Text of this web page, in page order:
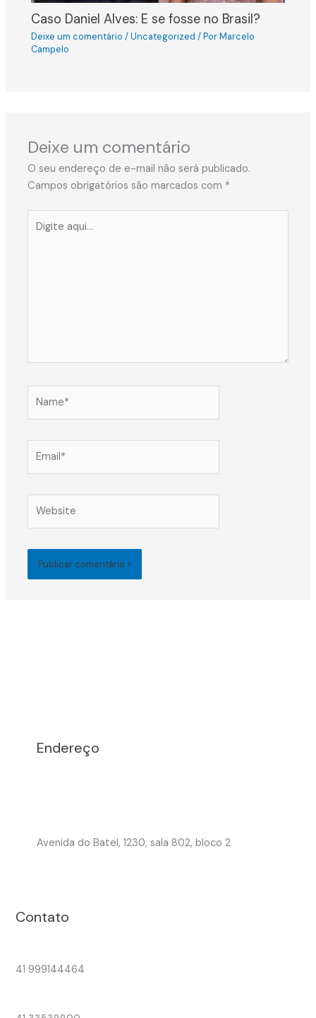
Caso Daniel Alves: E se fosse no Brasil?
Deixe um comentário /Uncategorized / PorMarcelo
Campelo
Deixe um comentário
O seu endereço de e-mail não será publicado.
Campos obrigatórios são marcados com *
aqui...
Endereço
Avenida do Batel, 1230, sala 802, bloco 2
Contato
41 999144464